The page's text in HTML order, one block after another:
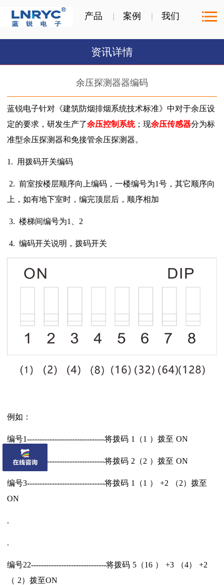
产品 案例 我们
资讯详情
余压探测器器编码
蓝锐电子针对《建筑防烟排烟系统技术标准》中对于余压设
定的要求，研发生产了余压控制系统；现余压传感器分为标
准型余压探测器和免接管余压探测器。
1. 用拨码开关编码
2. 前室按楼层顺序向上编码，一楼编号为1号，其它顺序向
上，如有地下室时，编完顶层后，顺序相加
3. 楼梯间编号为1、2
4. 编码开关说明，拨码开关
例如：
编号1-------------------------------将拨码 1 （1 ）拨至 ON
编号2-------------------------------将拨码 2 （2 ）拨至 ON
编号3-------------------------------将拨码 1 （1 ） +2 （2）拨至
ON
.
.
编号22------------------------------将拨码 5 （16 ） +3 （4）
+2
（ 2）拨至ON